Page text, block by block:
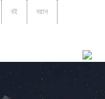
বই বয়ান